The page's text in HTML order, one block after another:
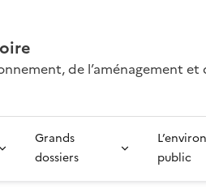
de l’aménagement
Grands
dossiers
public